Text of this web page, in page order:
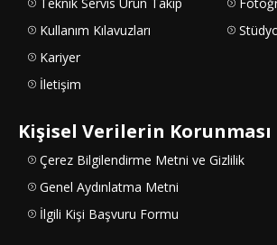
Kullanım Kılavuzları
Kariyer
İletişim
Kişisel Verilerin Korunması
Çerez Bilgilendirme Metni ve Gizlilik
Genel Aydınlatma Metni
İlgili Kişi Başvuru Formu